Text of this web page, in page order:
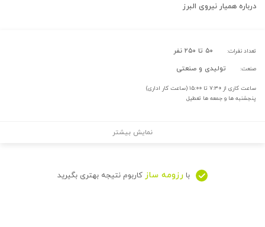
درباره همیار نیروی البرز
تعداد نفرات: ۵۰ تا ۲۵۰ نفر
صنعت: تولیدی و صنعتی
ساعت کاری از ۷:۳۰ تا ۱۵:۰۰ (ساعت کار اداری)
پنجشنبه ها و جمعه ها تعطیل
نمایش بیشتر
با رزومه ساز کاربوم نتیجه بهتری بگیرید